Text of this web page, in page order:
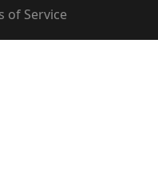
of Service